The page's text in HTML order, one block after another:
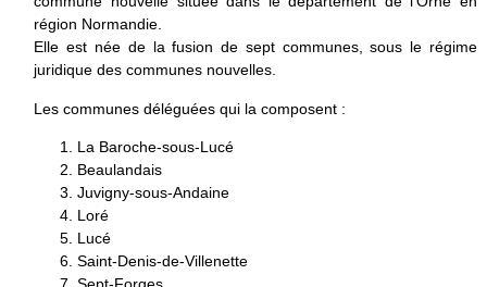
région Normandie.
Elle est née de la fusion de sept communes, sous le régime
juridique des communes nouvelles.
Les communes déléguées qui la composent :
La Baroche-sous-Lucé
Beaulandais
Juvigny-sous-Andaine
Loré
Lucé
Saint-Denis-de-Villenette